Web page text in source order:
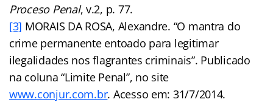
Proceso Penal, v.2, p. 77.
[3] MORAIS DA ROSA, Alexandre. “O mantra do
crime permanente entoado para legitimar
ilegalidades nos flagrantes criminais”. Publicado
na coluna “Limite Penal”, no site
www.conjur.com.br. Acesso em: 31/7/2014.